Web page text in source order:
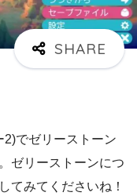
でゼリーストーン
ゼリーストーンにつ
てみてくださいね！